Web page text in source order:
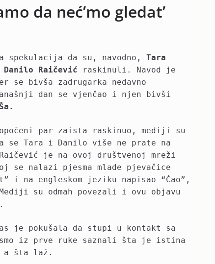
da neć’mo gledat’
spekulacija da su, navodno, Tara
Danilo Raičević raskinuli. Navod je
se bivša zadrugarka nedavno
dan se vjenčao i njen bivši
par zaista raskinuo, mediji su
se Tara i Danilo više ne prate na
je na ovoj društvenoj mreži
se nalazi pjesma mlade pjevačice
i na engleskom jeziku napisao “Ćao”,
su odmah povezali i ovu objavu
je pokušala da stupi u kontakt sa
iz prve ruke saznali šta je istina
a šta laž.